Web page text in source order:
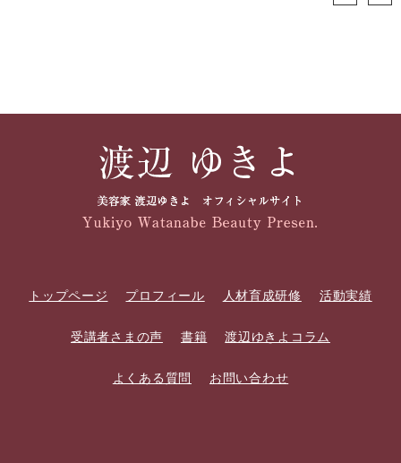
トップページ プロフィール 人材育成研修 活動実績
受講者さまの声 書籍 渡辺ゆきよコラム
よくある質問 お問い合わせ